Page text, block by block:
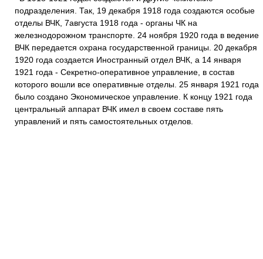
подразделения. Так, 19 декабря 1918 года создаются особые
отделы ВЧК, 7августа 1918 года - органы ЧК на
железнодорожном транспорте. 24 ноября 1920 года в ведение
ВЧК передается охрана государственной границы. 20 декабря
1920 года создается Иностранный отдел ВЧК, а 14 января
1921 года - Секретно-оперативное управление, в состав
которого вошли все оперативные отделы. 25 января 1921 года
было создано Экономическое управление. К концу 1921 года
центральный аппарат ВЧК имел в своем составе пять
управлений и пять самостоятельных отделов.